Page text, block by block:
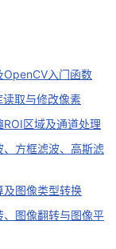
入门函数
取与修改像素
区域及通道处理
方框滤波、高斯滤
图像类型转换
图像翻转与图像平